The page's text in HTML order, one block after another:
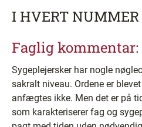
I HVERT NUMMER
Faglig kommentar:
Sygeplejersker har nogle
sakralt niveau. Ordene er
anfægtes ikke. Men det er på
som karakteriserer fag og